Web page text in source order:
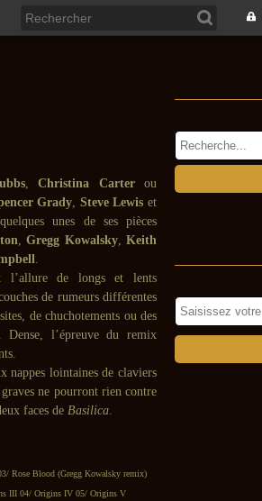
,Christina Carterou
Grady, Steve Lewis et
unes de ses pièces
,Gregg Kowalsky,Keith
.
l’allure de longs et lents
de rumeurs différentes
de chuchotements ou des
Dense, l’épreuve du remix
nappes lointaines de claviers
ne pourront rien contre
faces de Basilica.
Rose Blood (Gregg Kowalsky remix)
III 04/ Origins IV 05/ Origins V